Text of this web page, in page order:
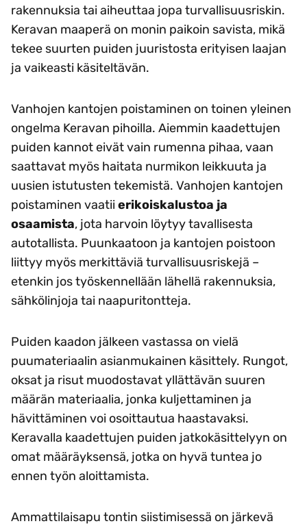
rakennuksia tai aiheuttaa jopa turvallisuusriskin.
Keravan maaperä on monin paikoin savista, mikä
tekee suurten puiden juuristosta erityisen laajan
ja vaikeasti käsiteltävän.
Vanhojen kantojen poistaminen on toinen yleinen
ongelma Keravan pihoilla. Aiemmin kaadettujen
puiden kannot eivät vain rumenna pihaa, vaan
saattavat myös haitata nurmikon leikkuuta ja
uusien istutusten tekemistä. Vanhojen kantojen
poistaminen vaatiierikoiskalustoa ja
osaamista, jota harvoin löytyy tavallisesta
autotallista. Puunkaatoon ja kantojen poistoon
liittyy myös merkittäviä turvallisuusriskejä –
etenkin jos työskennellään lähellä rakennuksia,
sähkölinjoja tai naapuritontteja.
Puiden kaadon jälkeen vastassa on vielä
puumateriaalin asianmukainen käsittely. Rungot,
oksat ja risut muodostavat yllättävän suuren
määrän materiaalia, jonka kuljettaminen ja
hävittäminen voi osoittautua haastavaksi.
Keravalla kaadettujen puiden jatkokäsittelyyn on
omat määräyksensä, jotka on hyvä tuntea jo
ennen työn aloittamista.
Ammattilaisapu tontin siistimisessä on järkevä